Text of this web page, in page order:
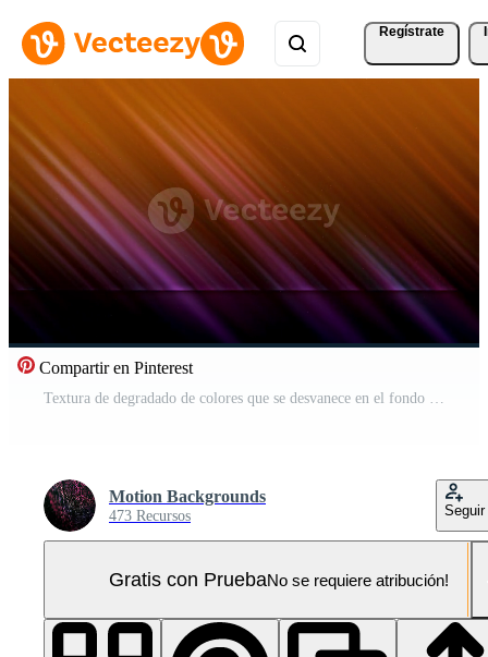
Regístrate
Compartir en Pinterest
Textura de degradado de colores que se desvanece en el fondo del espacio profundo 4k Vídeo Pro
Motion Backgrounds
473 Recursos Seguir
Gratis con PruebaNo se requiere atribución!